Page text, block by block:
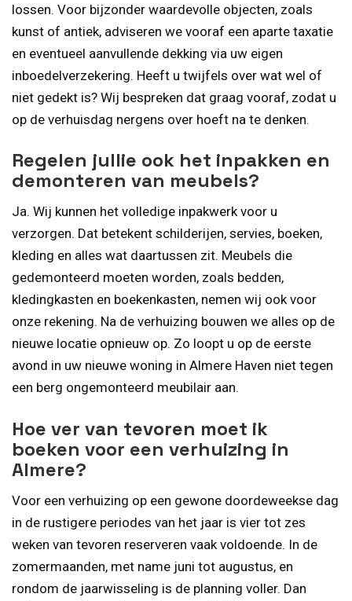
lossen. Voor bijzonder waardevolle objecten, zoals
kunst of antiek, adviseren we vooraf een aparte taxatie
en eventueel aanvullende dekking via uw eigen
inboedelverzekering. Heeft u twijfels over wat wel of
niet gedekt is? Wij bespreken dat graag vooraf, zodat u
op de verhuisdag nergens over hoeft na te denken.
Regelen jullie ook het inpakken en
demonteren van meubels?
Ja. Wij kunnen het volledige inpakwerk voor u
verzorgen. Dat betekent schilderijen, servies, boeken,
kleding en alles wat daartussen zit. Meubels die
gedemonteerd moeten worden, zoals bedden,
kledingkasten en boekenkasten, nemen wij ook voor
onze rekening. Na de verhuizing bouwen we alles op de
nieuwe locatie opnieuw op. Zo loopt u op de eerste
avond in uw nieuwe woning in Almere Haven niet tegen
een berg ongemonteerd meubilair aan.
Hoe ver van tevoren moet ik
boeken voor een verhuizing in
Almere?
Voor een verhuizing op een gewone doordeweekse dag
in de rustigere periodes van het jaar is vier tot zes
weken van tevoren reserveren vaak voldoende. In de
zomermaanden, met name juni tot augustus, en
rondom de jaarwisseling is de planning voller. Dan